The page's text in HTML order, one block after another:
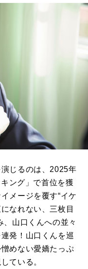
じるのは、2025年
ング」で首位を獲
メージを覆す“イケ
なれない、三枚目
、山口くんへの並々
発！山口くんを巡
めない愛嬌たっぷ
ている。